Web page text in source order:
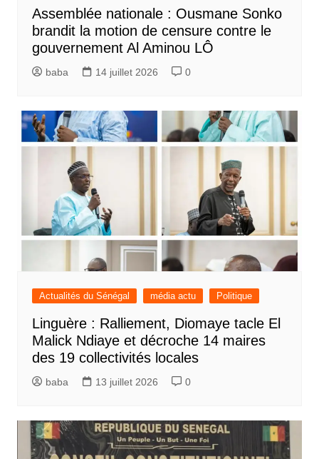
Assemblée nationale : Ousmane Sonko
brandit la motion de censure contre le
gouvernement Al Aminou LÔ
baba 14 juillet 2026 0
Actualités du Sénégal média actu Politique
Linguère : Ralliement, Diomaye tacle El
Malick Ndiaye et décroche 14 maires
des 19 collectivités locales
baba 13 juillet 2026 0